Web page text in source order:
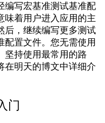
编写宏基准测试基准配
味着用户进入应用的主
后，继续编写更多测试
配置文件。您无需使用
坚持使用最常用的路
在明天的博文中详细介
门